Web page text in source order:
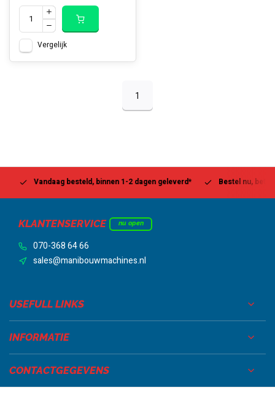
Vergelijk
1
Vandaag besteld, binnen 1-2 dagen geleverd* Bestel nu, betaal
KLANTENSERVICE nu open
070-368 64 66
sales@manibouwmachines.nl
USEFULL LINKS
INFORMATIE
CONTACTGEGEVENS